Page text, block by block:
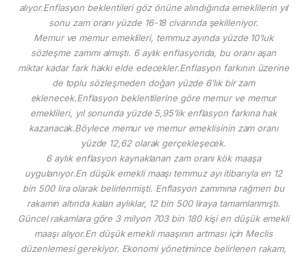
alıyor.Enflasyon beklentileri göz önüne alındığında emeklilerin yıl
sonu zam oranı yüzde 16-18 civarında şekilleniyor.
Memur ve memur emeklileri, temmuz ayında yüzde 10’luk
sözleşme zammı almıştı. 6 aylık enflasyonda, bu oranı aşan
miktar kadar fark hakkı elde edecekler.Enflasyon farkının üzerine
de toplu sözleşmeden doğan yüzde 6’lık bir zam
eklenecek.Enflasyon beklentilerine göre memur ve memur
emeklileri, yıl sonunda yüzde 5,95’lik enflasyon farkına hak
kazanacak.Böylece memur ve memur emeklisinin zam oranı
yüzde 12,62 olarak gerçekleşecek.
6 aylık enflasyon kaynaklanan zam oranı kök maaşa
uygulanıyor.En düşük emekli maaşı temmuz ayı itibarıyla en 12
bin 500 lira olarak belirlenmişti. Enflasyon zammına rağmen bu
rakamın altında kalan aylıklar, 12 bin 500 liraya tamamlanmıştı.
Güncel rakamlara göre 3 milyon 703 bin 180 kişi en düşük emekli
maaşı alıyor.En düşük emekli maaşının artması için Meclis
düzenlemesi gerekiyor. Ekonomi yönetimince belirlenen rakam,